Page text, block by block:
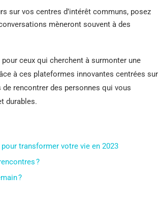
sur vos centres d’intérêt communs, posez
mèneront souvent à des
ceux qui cherchent à surmonter une
à ces plateformes innovantes centrées sur
rencontrer des personnes qui vous
durables.
transformer votre vie en 2023
?
?